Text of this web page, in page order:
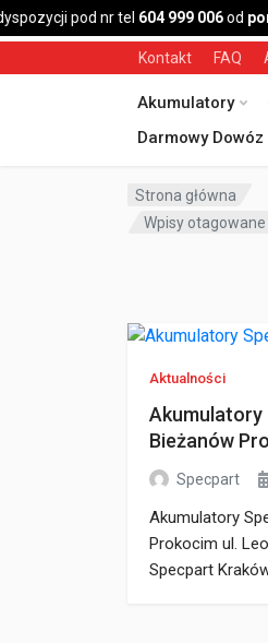
pod nr tel604 999 006od
Kontakt FAQ
Akumulatory
Darmowy
Strona główna
Wpisy otagowane
Aktualności
Akumulatory
Bieżanów
Specpart
Akumulatory
Prokocim ul.
Specpart